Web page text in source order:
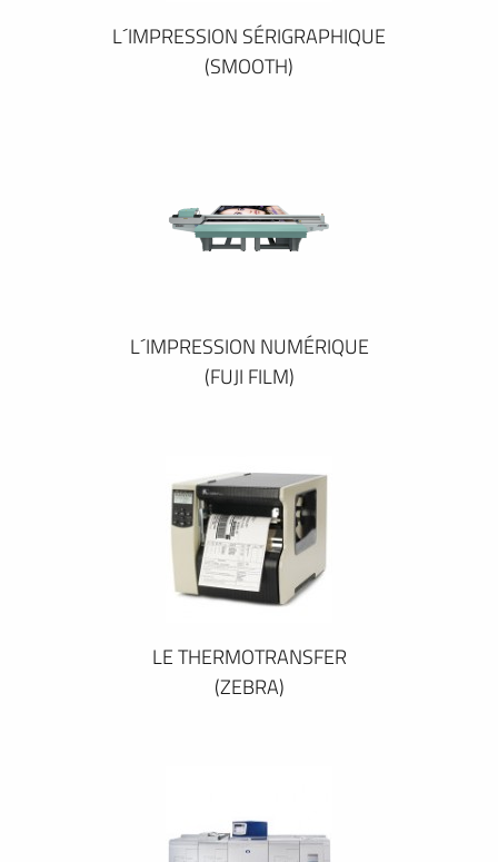
L´IMPRESSION SÉRIGRAPHIQUE
(SMOOTH)
L´IMPRESSION NUMÉRIQUE
(FUJI FILM)
LE THERMOTRANSFER
(ZEBRA)